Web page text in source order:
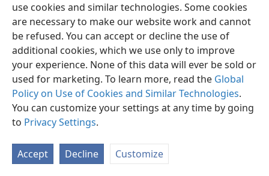
use cookies and similar technologies. Some cookies
are necessary to make our website work and cannot
be refused. You can accept or decline the use of
additional cookies, which we use only to improve
your experience. None of this data will ever be sold or
used for marketing. To learn more, read the Global
Policy on Use of Cookies and Similar Technologies.
You can customize your settings at any time by going
to Privacy Settings.
Accept Decline Customize
Copyright© 2026 Watch Tower Bible and Tract Society of Pennsylvania
Gebruiksvoorwaardes Privaatheidsbeleid
Privaatheidsinstellings
Meld aan